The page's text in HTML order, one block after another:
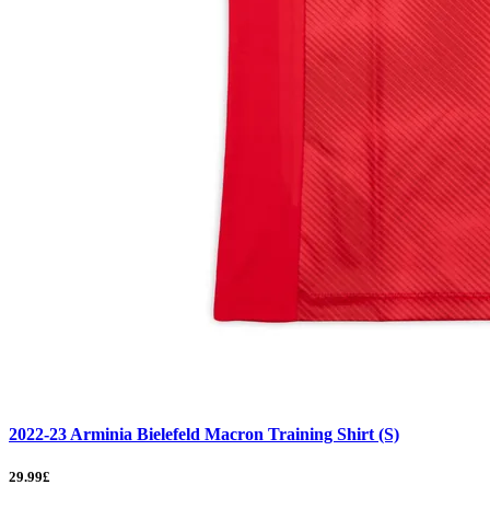
2022-23 Arminia Bielefeld Macron Training Shirt (S)
29.99£